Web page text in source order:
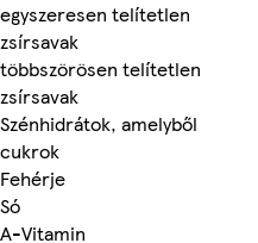
egyszeresen telítetlen
zsírsavak
többszörösen telítetlen
zsírsavak
Szénhidrátok, amelyből
cukrok
Fehérje
Só
A-Vitamin